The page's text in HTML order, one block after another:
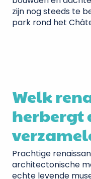
zijn nog steeds te
park rond het
Welk
herbergt
Prachtige
architectonische
echte levende